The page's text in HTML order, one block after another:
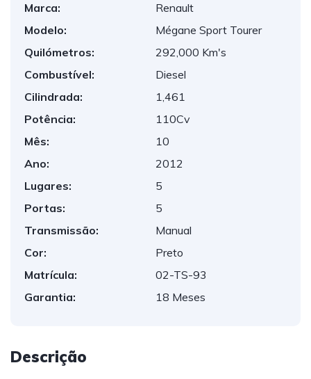
Marca:
Renault
Modelo:
Mégane Sport Tourer
Quilómetros:
292,000 Km's
Combustível:
Diesel
Cilindrada:
1,461
Potência:
110Cv
Mês:
10
Ano:
2012
Lugares:
5
Portas:
5
Transmissão:
Manual
Cor:
Preto
Matrícula:
02-TS-93
Garantia:
18 Meses
Descrição